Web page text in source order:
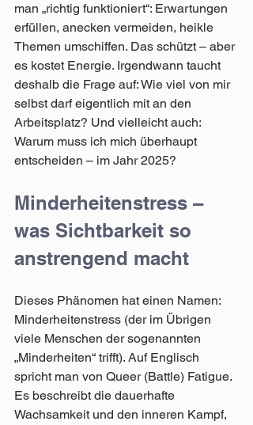
man „richtig funktioniert“: Erwartungen
erfüllen, anecken vermeiden, heikle
Themen umschiffen. Das schützt – aber
es kostet Energie. Irgendwann taucht
deshalb die Frage auf: Wie viel von mir
selbst darf eigentlich mit an den
Arbeitsplatz? Und vielleicht auch:
Warum muss ich mich überhaupt
entscheiden – im Jahr 2025?
Minderheitenstress –
was Sichtbarkeit so
anstrengend macht
Dieses Phänomen hat einen Namen:
Minderheitenstress (der im Übrigen
viele Menschen der sogenannten
„Minderheiten“ trifft). Auf Englisch
spricht man von Queer (Battle) Fatigue.
Es beschreibt die dauerhafte
Wachsamkeit und den inneren Kampf,